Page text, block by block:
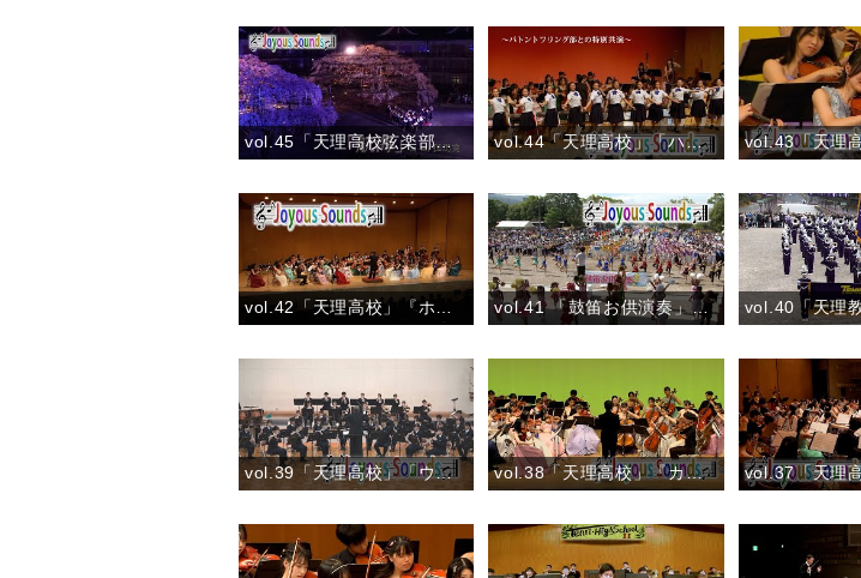
vol.45「天理高校弦楽部～しだれ桜ライトアップ」『航海』 vol.44「天理高校」「ハンガリー舞曲 第5番 ～バトントワリング部との特別共演～」
vol.42「天理高校」『ホルベルク組曲 第１曲「前奏曲」』 vol.41 「鼓笛お供演奏」（7月30日）『ありがとう！夏のおぢば』
vol.39「天理高校」「ウインドオーケストラのためのマインドスケープ」 vol.38「天理高校」『カノン』